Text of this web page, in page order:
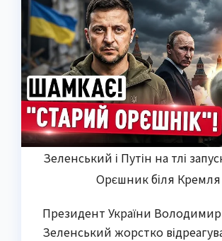
Зеленський і Путін на тлі
Орєшник біля Кремля
Президент України Володимир
Зеленський жорстко